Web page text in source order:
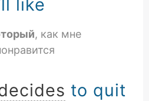
like
, как мне
to quit